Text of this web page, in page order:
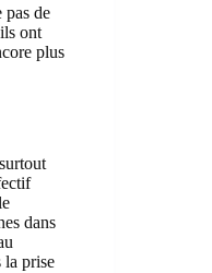
pas de
ont
plus
dans
la prise